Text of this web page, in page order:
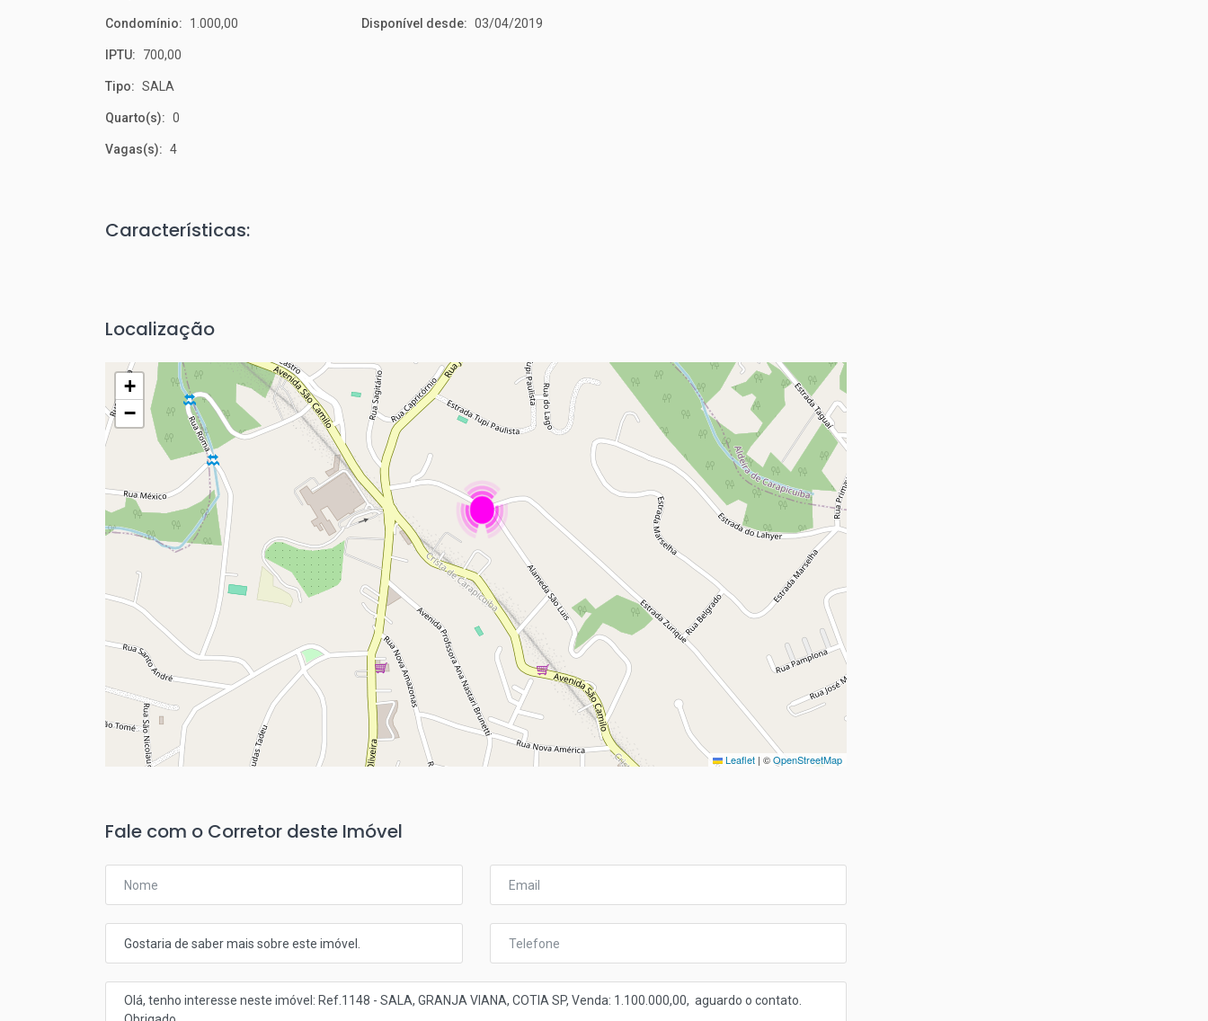
Condomínio: 1.000,00
IPTU: 700,00
Tipo: SALA
Quarto(s): 0
Vagas(s): 4
Disponível desde: 03/04/2019
Características:
Localização
+
−
Leaflet | ©OpenStreetMap
Fale com o Corretor deste Imóvel